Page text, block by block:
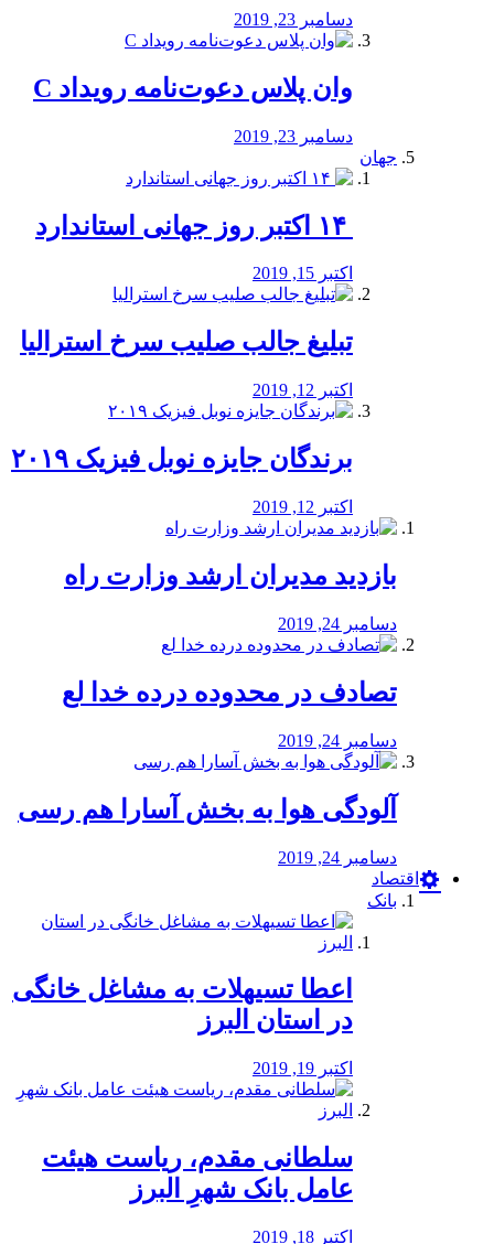
دسامبر 23, 2019
وان پلاس دعوت‌نامه رویداد C
دسامبر 23, 2019
جهان
اکتبر 15, 2019
تبلیغ جالب صلیب سرخ استرالیا
اکتبر 12, 2019
برندگان جایزه نوبل فیزیک ۲۰۱۹
اکتبر 12, 2019
بازدید مدیران ارشد وزارت راه
دسامبر 24, 2019
تصادف در محدوده درده خدا لع
دسامبر 24, 2019
آلودگی هوا به بخش آسارا هم رسی
دسامبر 24, 2019
اقتصاد
بانک
️اعطا تسیهلات به مشاغل خانگی
در استان البرز
اکتبر 19, 2019
سلطانی مقدم، ریاست هیئت
عامل بانک شهرِ البرز
اکتبر 18, 2019